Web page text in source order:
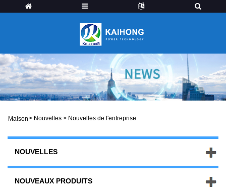
Maison> Nouvelles > Nouvelles de l'entreprise
NOUVELLES
NOUVEAUX PRODUITS